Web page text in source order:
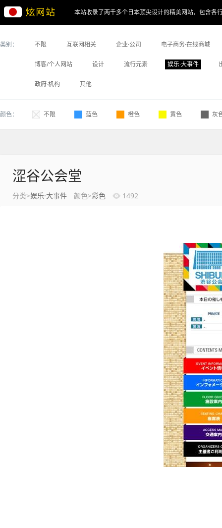
本站收录了两千多个日本顶尖设计的精美网站，包含各
类别： 不限 互联网相关 企业·公司 电子商务·在线商城
博客/个人网站 设计 流行元素 娱乐·大事件
政府·机构 其他
颜色： 不限 蓝色 橙色 黄色 灰
涩谷公会堂
分类>娱乐·大事件 颜色>彩色 1492